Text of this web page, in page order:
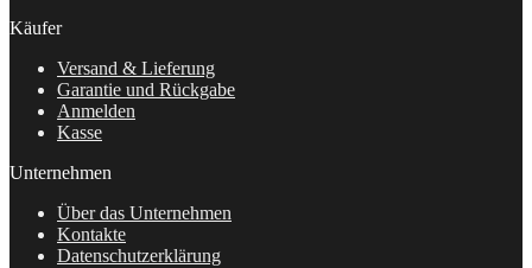
Käufer
Versand & Lieferung
Garantie und Rückgabe
Anmelden
Kasse
Unternehmen
Über das Unternehmen
Kontakte
Datenschutzerklärung